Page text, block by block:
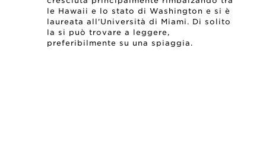
le Hawaii e lo stato di Washington e si è
laureata all'Università di Miami. Di solito
la si può trovare a leggere,
preferibilmente su una spiaggia.